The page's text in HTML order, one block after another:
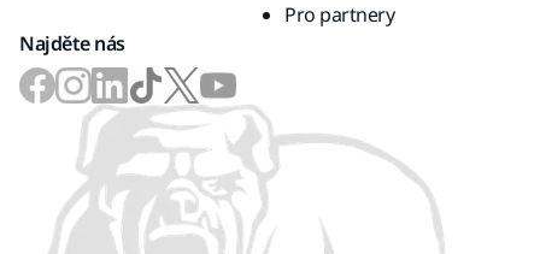
Pro partnery
Najděte nás